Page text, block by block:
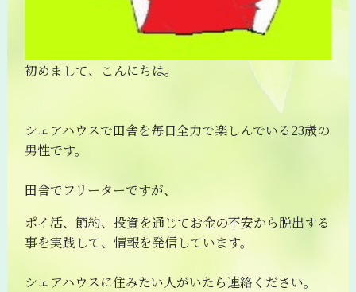
初めまして、こんにちは。
シェアハウスで田舎を毎日全力で楽しんでいる23歳の
男性です。
田舎でフリーターですが、
ポイ活、節約、投資を通じてお金の不安から脱出する
事を実践して、情報を発信しています。
シェアハウスに住みたい人がいたら連絡ください。